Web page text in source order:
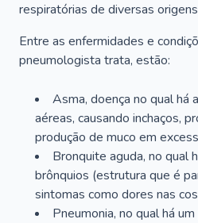
respiratórias de diversas
Entre as enfermidades e
pneumologista trata, estão:
Asma, doença no qual há
aéreas, causando inchaços,
produção de muco em
Bronquite aguda, no qual
brônquios (estrutura que é
sintomas como dores nas
Pneumonia, no qual há